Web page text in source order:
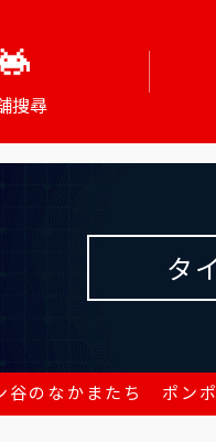
搜尋
タ
谷のなかまたち ポンポ